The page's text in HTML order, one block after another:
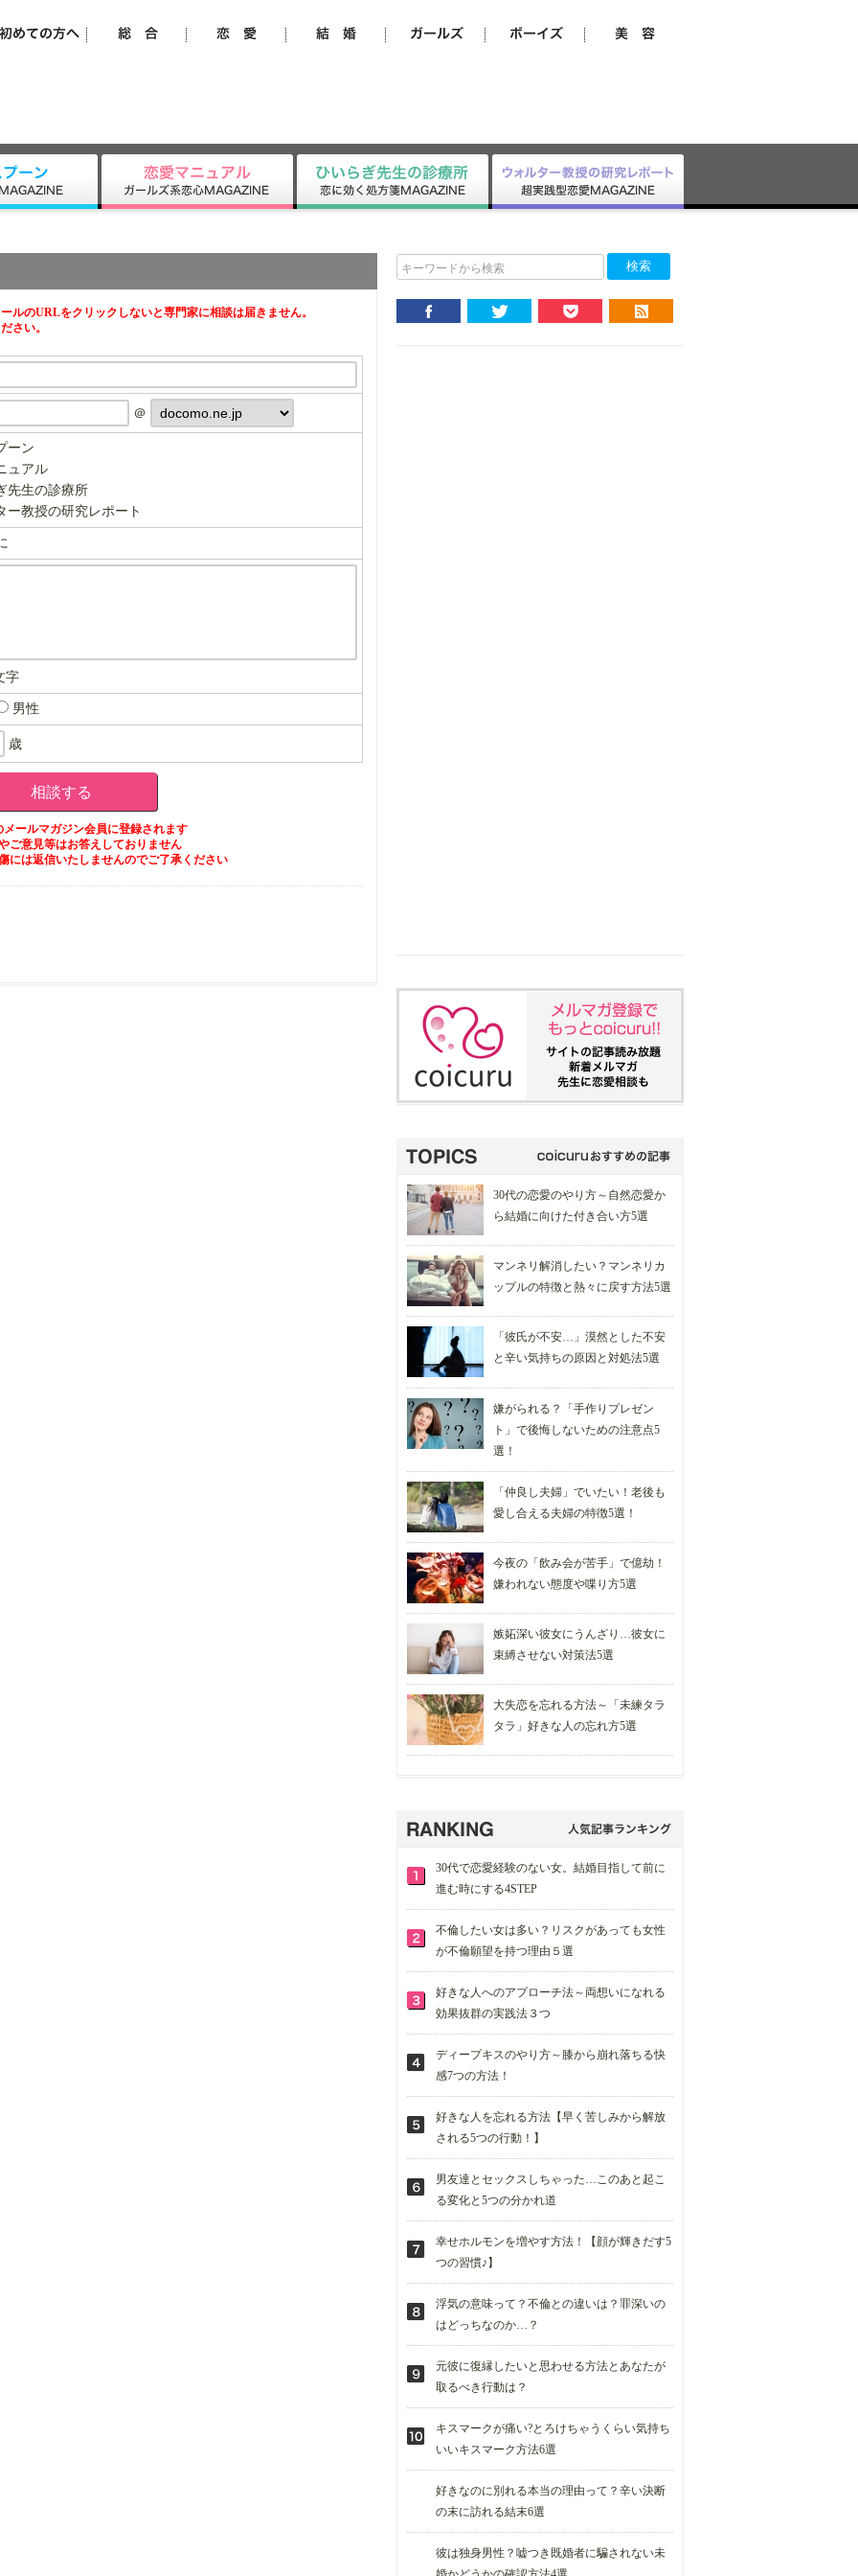
ルのURLをクリックしないと専門家に相談は届きません。
さい。
＠
ーン
ュアル
先生の診療所
ー教授の研究レポート
字
男性
歳
ールマガジン会員に登録されます
ご意見等はお答えしておりません
には返信いたしませんのでご了承ください
キーワードから検索
30代の恋愛のやり方～自然恋愛か
ら結婚に向けた付き合い方5選
マンネリ解消したい？マンネリカ
ップルの特徴と熱々に戻す方法5選
「彼氏が不安…」漠然とした不安
と辛い気持ちの原因と対処法5選
嫌がられる？「手作りプレゼン
ト」で後悔しないための注意点5
選！
「仲良し夫婦」でいたい！老後も
愛し合える夫婦の特徴5選！
今夜の「飲み会が苦手」で億劫！
嫌われない態度や喋り方5選
嫉妬深い彼女にうんざり…彼女に
束縛させない対策法5選
大失恋を忘れる方法～「未練タラ
タラ」好きな人の忘れ方5選
30代で恋愛経験のない女。結婚目指して前に
進む時にする4STEP
不倫したい女は多い？リスクがあっても女性
が不倫願望を持つ理由５選
好きな人へのアプローチ法～両想いになれる
効果抜群の実践法３つ
ディープキスのやり方～膝から崩れ落ちる快
感7つの方法！
好きな人を忘れる方法【早く苦しみから解放
される5つの行動！】
男友達とセックスしちゃった…このあと起こ
る変化と5つの分かれ道
幸せホルモンを増やす方法！【顔が輝きだす5
つの習慣♪】
浮気の意味って？不倫との違いは？罪深いの
はどっちなのか…？
元彼に復縁したいと思わせる方法とあなたが
取るべき行動は？
キスマークが痛い?とろけちゃうくらい気持ち
いいキスマーク方法6選
好きなのに別れる本当の理由って？辛い決断
の末に訪れる結末6選
彼は独身男性？嘘つき既婚者に騙されない未